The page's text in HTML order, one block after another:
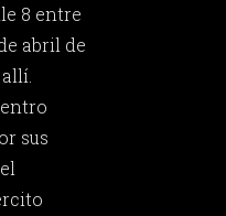
8 entre
abril de
sus